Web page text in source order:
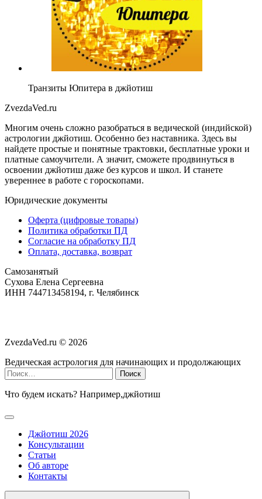
Транзиты Юпитера в джйотиш
ZvezdaVed.ru
Многим очень сложно разобраться в ведической (индийской)
астрологии джйотиш. Особенно без наставника. Здесь вы
найдете простые и понятные трактовки, бесплатные уроки и
платные самоучители. А значит, сможете продвинуться в
освоении джйотиш даже без курсов и школ. И станете
увереннее в работе с гороскопами.
Юридические документы
Оферта (цифровые товары)
Политика обработки ПД
Согласие на обработку ПД
Оплата, доставка, возврат
Самозанятый
‌Сухова Елена Сергеевна
‌ИНН 744713458194, г. Челябинск
ZvezdaVed.ru © 2026
Ведическая астрология для начинающих и продолжающих
Найти:
Что будем искать? Например,джйотиш
Джйотиш 2026
Консультации
Статьи
Об авторе
Контакты